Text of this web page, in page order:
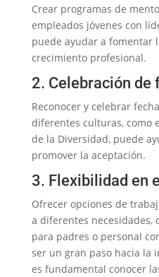
Crear programas de
empleados jóvenes con
puede ayudar a fomentar
crecimiento profesional.
2. Celebración de
Reconocer y celebrar
diferentes culturas, como
de la Diversidad, puede
promover la aceptación.
3. Flexibilidad en
Ofrecer opciones de
a diferentes necesidades,
para padres o personal
ser un gran paso hacia la
es fundamental conocer